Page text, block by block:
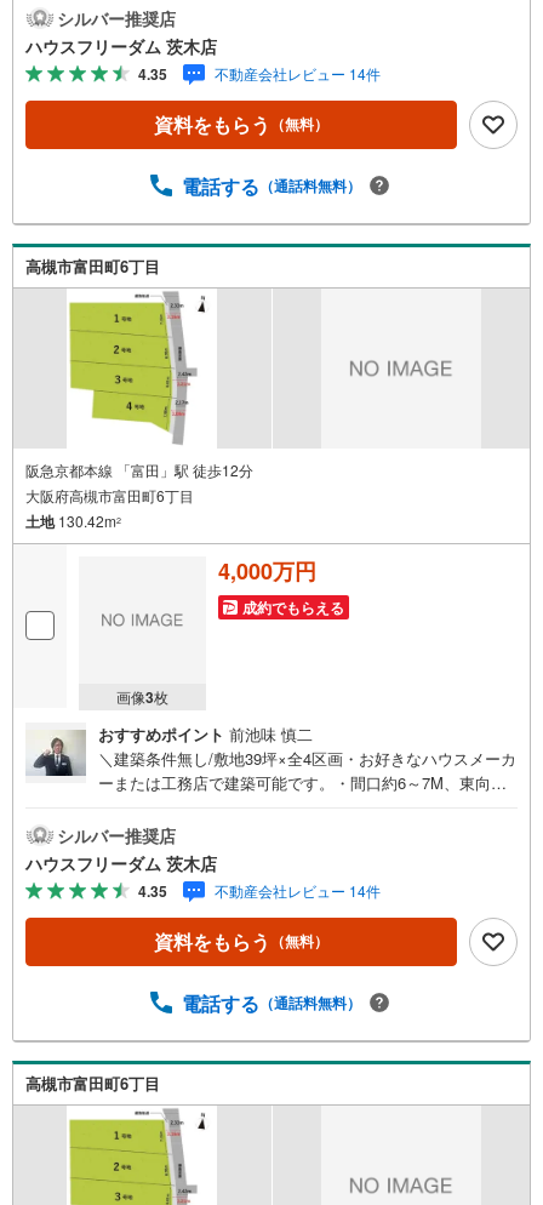
≪*≫*≪*≫*≪*≫*≪*≫*≪*≫*≪*≫*≪現地見学のご予約、
物件詳細はお気軽にお問合せくださいハウスフリーダム茨
木店は店舗駐車場完備、キッズスペース・授乳室（エアコ
ン・空気清浄機設置）がございます・店内では物件情報を
常時1,000件以上公開中ご希望条件をお聞かせ頂けました
ら、閲覧用PCより非公開物件もご覧頂けます（フロアにキ
でも安心住宅購入のご検討中から購入後、または購入時期
てさらに分かりやすくご説明させて頂きます・お仕事帰り
など短時間の物件検索も可能です≫*≪*≫*≪*≫*≪*≫*≪*
≫*≪*≫*≪*≫*≪
シルバー推奨店
ハウスフリーダム 茨木店
4.35 不動産会社レビュー 14件
資料をもらう （無料）
電話する （通話料無料）
高槻市富田町6丁目
阪急京都本線 「富田」駅 徒歩12分
大阪府高槻市富田町6丁目
土地130.42m2
画像3枚
4,000万円
成約でもらえる
おすすめポイント 前池味 慎二
＼建築条件無し/敷地39坪×全4区画・お好きなハウスメーカ
ーまたは工務店で建築可能です。・間口約6～7M、東向き
≪*≫*≪*≫*≪*≫*≪*≫*≪*≫*≪*≫*≪現地見学のご予約、
物件詳細はお気軽にお問合せくださいハウスフリーダム茨
木店は店舗駐車場完備、キッズスペース・授乳室（エアコ
ン・空気清浄機設置）がございます・店内では物件情報を
常時1,000件以上公開中ご希望条件をお聞かせ頂けました
ら、閲覧用PCより非公開物件もご覧頂けます（フロアにキ
でも安心住宅購入のご検討中から購入後、または購入時期
てさらに分かりやすくご説明させて頂きます・お仕事帰り
など短時間の物件検索も可能です≫*≪*≫*≪*≫*≪*≫*≪*
≫*≪*≫*≪*≫*≪
シルバー推奨店
ハウスフリーダム 茨木店
4.35 不動産会社レビュー 14件
資料をもらう （無料）
電話する （通話料無料）
高槻市富田町6丁目